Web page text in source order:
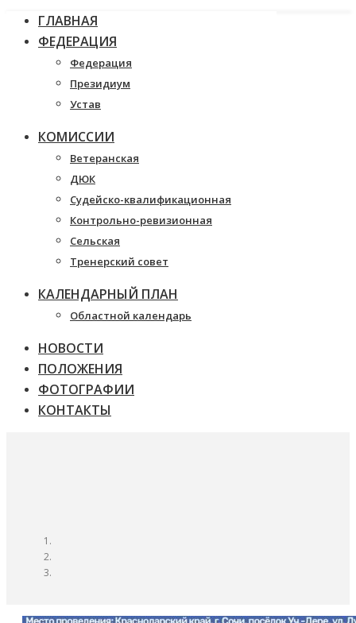
ГЛАВНАЯ
ФЕДЕРАЦИЯ
Федерация
Президиум
Устав
КОМИССИИ
Ветеранская
ДЮК
Судейско-квалификационная
Контрольно-ревизионная
Сельская
Тренерский совет
КАЛЕНДАРНЫЙ ПЛАН
Областной календарь
НОВОСТИ
ПОЛОЖЕНИЯ
ФОТОГРАФИИ
КОНТАКТЫ